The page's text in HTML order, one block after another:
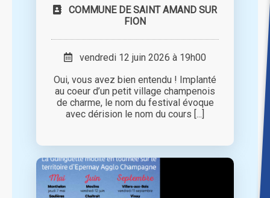
COMMUNE DE SAINT AMAND SUR
FION
vendredi 12 juin 2026 à 19h00
Oui, vous avez bien entendu ! Implanté
au coeur d’un petit village champenois
de charme, le nom du festival évoque
avec dérision le nom du cours [...]